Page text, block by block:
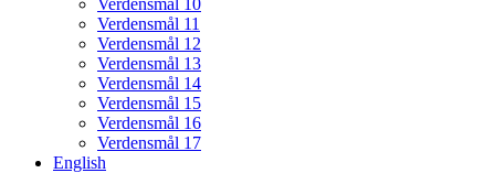
Verdensmål 10
Verdensmål 11
Verdensmål 12
Verdensmål 13
Verdensmål 14
Verdensmål 15
Verdensmål 16
Verdensmål 17
English